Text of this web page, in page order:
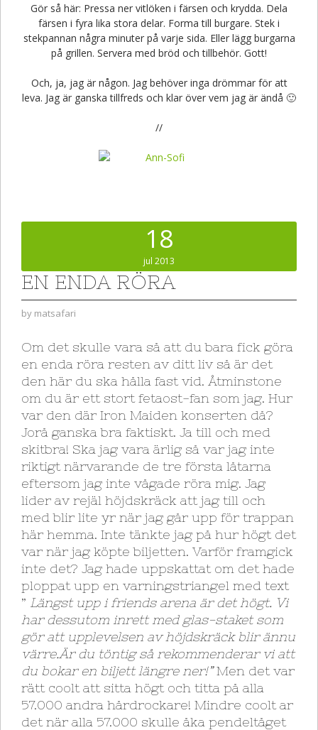
Gör så här: Pressa ner vitlöken i färsen och krydda. Dela
färsen i fyra lika stora delar. Forma till burgare. Stek i
stekpannan några minuter på varje sida. Eller lägg burgarna
på grillen. Servera med bröd och tillbehör. Gott!
Och, ja, jag är någon. Jag behöver inga drömmar för att
leva. Jag är ganska tillfreds och klar över vem jag är ändå 🙂
//
18
jul 2013
EN ENDA RÖRA
by matsafari
Om det skulle vara så att du bara fick göra
en enda röra resten av ditt liv så är det
den här du ska hålla fast vid. Åtminstone
om du är ett stort fetaost-fan som jag. Hur
var den där Iron Maiden konserten då?
Jorå ganska bra faktiskt. Ja till och med
skitbra! Ska jag vara ärlig så var jag inte
riktigt närvarande de tre första låtarna
eftersom jag inte vågade röra mig. Jag
lider av rejäl höjdskräck att jag till och
med blir lite yr när jag går upp för trappan
här hemma. Inte tänkte jag på hur högt det
var när jag köpte biljetten. Varför framgick
inte det? Jag hade uppskattat om det hade
ploppat upp en varningstriangel med text
” Längst upp i friends arena är det högt. Vi
har dessutom inrett med glas-staket som
gör att upplevelsen av höjdskräck blir ännu
värre.Är du töntig så rekommenderar vi att
du bokar en biljett längre ner!”Men det var
rätt coolt att sitta högt och titta på alla
57.000 andra hårdrockare! Mindre coolt ar
det när alla 57.000 skulle åka pendeltåget